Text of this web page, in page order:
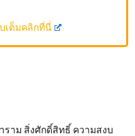
เต็มคลิกที่นี่
ราม สิ่งศักดิ์สิทธิ์ ความสงบ